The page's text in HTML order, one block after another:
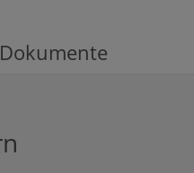
Dokumente